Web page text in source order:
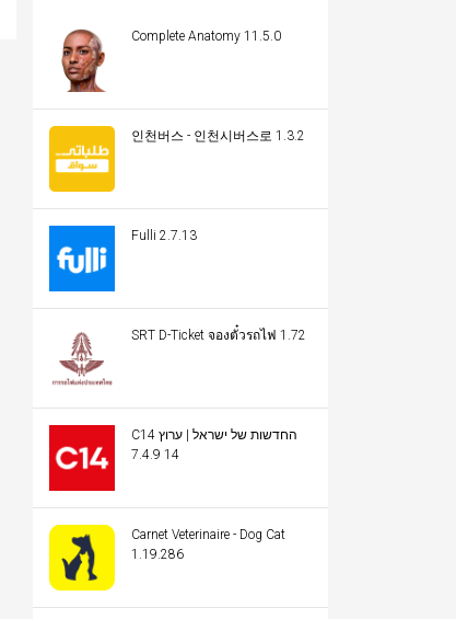
Complete Anatomy 11.5.0
인천버스 - 인천시버스로 1.3.2
Fulli 2.7.13
SRT D-Ticket จองตั๋วรถไฟ 1.72
C14 החדשות של ישראל | ערוץ
14 7.4.9
Carnet Veterinaire - Dog Cat
1.19.286